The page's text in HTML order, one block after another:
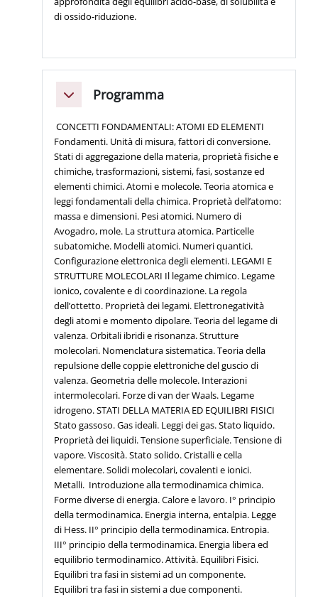
di ossido-riduzione.
MinimizzaProgramma
CONCETTI FONDAMENTALI: ATOMI ED ELEMENTI
Fondamenti. Unità di misura, fattori di conversione.
Stati di aggregazione della materia, proprietà fisiche e
chimiche, trasformazioni, sistemi, fasi, sostanze ed
elementi chimici. Atomi e molecole. Teoria atomica e
leggi fondamentali della chimica. Proprietà dell’atomo:
massa e dimensioni. Pesi atomici. Numero di
Avogadro, mole. La struttura atomica. Particelle
subatomiche. Modelli atomici. Numeri quantici.
Configurazione elettronica degli elementi. LEGAMI E
STRUTTURE MOLECOLARI Il legame chimico. Legame
ionico, covalente e di coordinazione. La regola
dell’ottetto. Proprietà dei legami. Elettronegatività
degli atomi e momento dipolare. Teoria del legame di
valenza. Orbitali ibridi e risonanza. Strutture
molecolari. Nomenclatura sistematica. Teoria della
repulsione delle coppie elettroniche del guscio di
valenza. Geometria delle molecole. Interazioni
intermolecolari. Forze di van der Waals. Legame
idrogeno. STATI DELLA MATERIA ED EQUILIBRI FISICI
Stato gassoso. Gas ideali. Leggi dei gas. Stato liquido.
Proprietà dei liquidi. Tensione superficiale. Tensione di
vapore. Viscosità. Stato solido. Cristalli e cella
elementare. Solidi molecolari, covalenti e ionici.
Metalli. Introduzione alla termodinamica chimica.
Forme diverse di energia. Calore e lavoro. I° principio
della termodinamica. Energia interna, entalpia. Legge
di Hess. II° principio della termodinamica. Entropia.
III° principio della termodinamica. Energia libera ed
equilibrio termodinamico. Attività. Equilibri Fisici.
Equilibri tra fasi in sistemi ad un componente.
Equilibri tra fasi in sistemi a due componenti.